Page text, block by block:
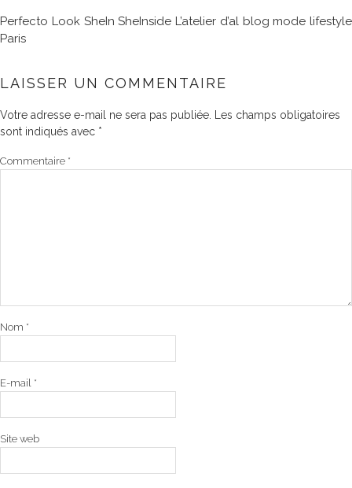
Perfecto Look SheIn SheInside L’atelier d’al blog mode lifestyle
Paris
LAISSER UN COMMENTAIRE
Votre adresse e-mail ne sera pas publiée.
Les champs obligatoires
sont indiqués avec *
Commentaire *
Nom *
E-mail *
Site web